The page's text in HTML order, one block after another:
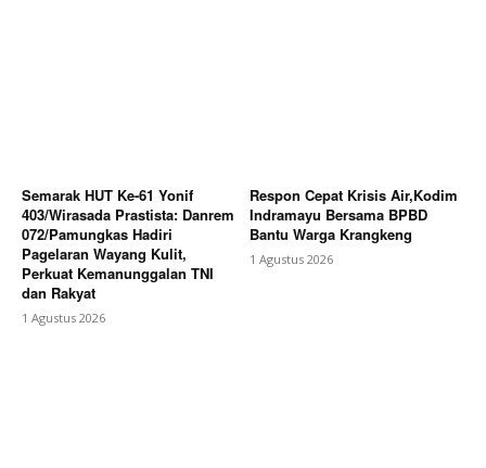
Semarak HUT Ke-61 Yonif
403/Wirasada Prastista: Danrem
072/Pamungkas Hadiri
Pagelaran Wayang Kulit,
Perkuat Kemanunggalan TNI
dan Rakyat
1 Agustus 2026
Respon Cepat Krisis Air,Kodim
Indramayu Bersama BPBD
Bantu Warga Krangkeng
1 Agustus 2026